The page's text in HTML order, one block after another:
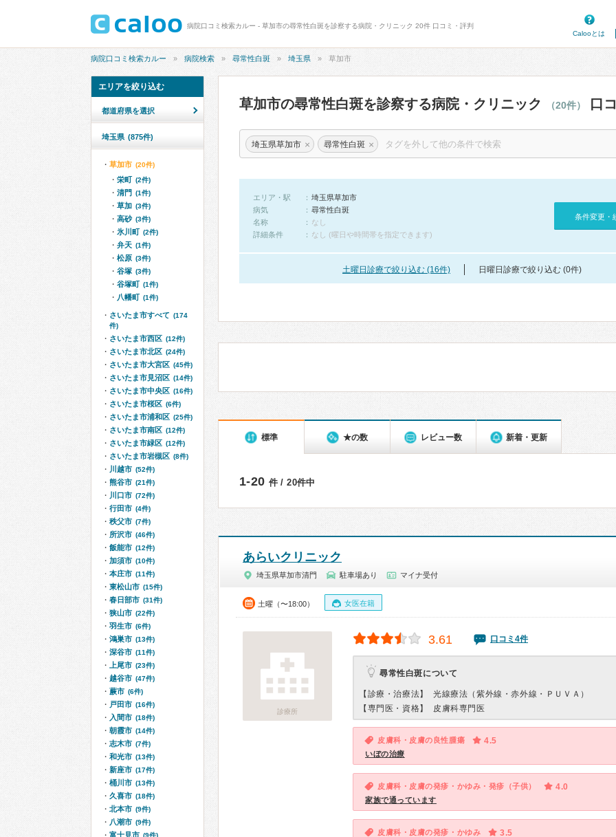
病院口コミ検索カルー - 草加市の尋常性白斑を診察する病院・クリニック 20件 口コミ・評判
Calooとは
病院口コミ検索カルー 病院検索 尋常性白斑 埼玉県 草加市
草加市の尋常性白斑を診察する病院・クリニック （20件） 口
埼玉県草加市 × 尋常性白斑 ×
エリア・駅
埼玉県草加市
病気
尋常性白斑
名称
なし
詳細条件
なし (曜日や時間帯を指定できます)
条件変更・
土曜日診療で絞り込む (16件) 日曜日診療で絞り込む (0件)
標準 ★の数 レビュー数 新着・更新
1-20 件 / 20件中
あらいクリニック
埼玉県草加市清門 駐車場あり マイナ受付
土曜（〜18:00） 女医在籍
診療所
3.61 口コミ4件
尋常性白斑について
【診療・治療法】
光線療法（紫外線・赤外線・ＰＵＶＡ）
【専門医・資格】
皮膚科専門医
皮膚科・皮膚の良性腫瘍 4.5
いぼの治療
皮膚科・皮膚の発疹・かゆみ・発疹（子供） 4.0
家族で通っています
皮膚科・皮膚の発疹・かゆみ 3.5
エリアを絞り込む
都道府県を選択
埼玉県 (875件)
草加市 (20件)
栄町 (2件)
清門 (1件)
草加 (3件)
高砂 (3件)
氷川町 (2件)
弁天 (1件)
松原 (3件)
谷塚 (3件)
谷塚町 (1件)
八幡町 (1件)
さいたま市すべて (174
件)
さいたま市西区 (12件)
さいたま市北区 (24件)
さいたま市大宮区 (45件)
さいたま市見沼区 (14件)
さいたま市中央区 (16件)
さいたま市桜区 (6件)
さいたま市浦和区 (25件)
さいたま市南区 (12件)
さいたま市緑区 (12件)
さいたま市岩槻区 (8件)
川越市 (52件)
熊谷市 (21件)
川口市 (72件)
行田市 (4件)
秩父市 (7件)
所沢市 (46件)
飯能市 (12件)
加須市 (10件)
本庄市 (11件)
東松山市 (15件)
春日部市 (31件)
狭山市 (22件)
羽生市 (6件)
鴻巣市 (13件)
深谷市 (11件)
上尾市 (23件)
越谷市 (47件)
蕨市 (6件)
戸田市 (16件)
入間市 (18件)
朝霞市 (14件)
志木市 (7件)
和光市 (13件)
新座市 (17件)
桶川市 (13件)
久喜市 (18件)
北本市 (9件)
八潮市 (9件)
富士見市 (9件)